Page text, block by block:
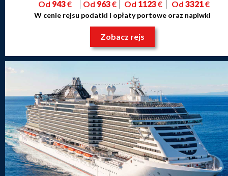
Od 943€ Od 963€ Od 1123€ Od 3321 €
W cenie rejsu podatki i opłaty portowe oraz napiwki
Zobacz rejs